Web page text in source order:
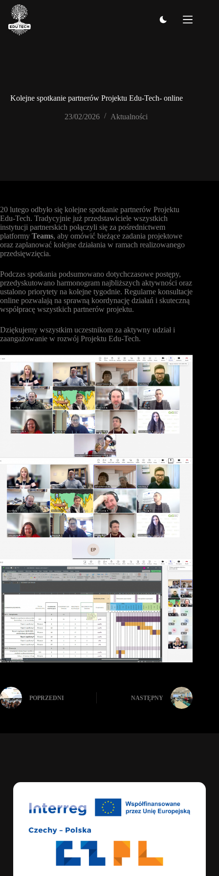
Przejdź
treści
Kolejne spotkanie partnerów Projektu Edu-Tech- online
23/02/2026 Aktualności
20 lutego odbyło się kolejne spotkanie partnerów Projektu
Edu-Tech. Tradycyjnie już przedstawiciele wszystkich
instytucji partnerskich połączyli się za pośrednictwem
platformy Teams, aby omówić bieżące zadania projektowe
oraz zaplanować kolejne działania w ramach realizowanego
przedsięwzięcia.
Podczas spotkania podsumowano dotychczasowe postępy,
przedyskutowano harmonogram najbliższych aktywności oraz
ustalono priorytety na kolejne tygodnie. Regularne konsultacje
online pozwalają na sprawną koordynację działań i skuteczną
współpracę wszystkich partnerów projektu.
Dziękujemy wszystkim uczestnikom za aktywny udział i
zaangażowanie w rozwój Projektu Edu-Tech.
POPRZEDNI NASTĘPNY